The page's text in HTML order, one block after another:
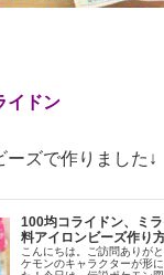
イドン
ーズで作りました↓
100均コライドン、ミ
料アイロンビーズ作り
こんにちは。ご訪問ありが
ケモンのキャラクターが形